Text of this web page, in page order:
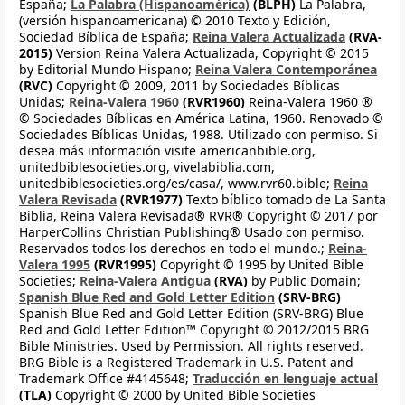
España; La Palabra (Hispanoamérica) (BLPH) La Palabra,
(versión hispanoamericana) © 2010 Texto y Edición,
Sociedad Bíblica de España; Reina Valera Actualizada (RVA-
2015) Version Reina Valera Actualizada, Copyright © 2015
by Editorial Mundo Hispano; Reina Valera Contemporánea
(RVC) Copyright © 2009, 2011 by Sociedades Bíblicas
Unidas; Reina-Valera 1960 (RVR1960) Reina-Valera 1960 ®
© Sociedades Bíblicas en América Latina, 1960. Renovado ©
Sociedades Bíblicas Unidas, 1988. Utilizado con permiso. Si
desea más información visite americanbible.org,
unitedbiblesocieties.org, vivelabiblia.com,
unitedbiblesocieties.org/es/casa/, www.rvr60.bible; Reina
Valera Revisada (RVR1977) Texto bíblico tomado de La Santa
Biblia, Reina Valera Revisada® RVR® Copyright © 2017 por
HarperCollins Christian Publishing® Usado con permiso.
Reservados todos los derechos en todo el mundo.; Reina-
Valera 1995 (RVR1995) Copyright © 1995 by United Bible
Societies; Reina-Valera Antigua (RVA) by Public Domain;
Spanish Blue Red and Gold Letter Edition (SRV-BRG)
Spanish Blue Red and Gold Letter Edition (SRV-BRG) Blue
Red and Gold Letter Edition™ Copyright © 2012/2015 BRG
Bible Ministries. Used by Permission. All rights reserved.
BRG Bible is a Registered Trademark in U.S. Patent and
Trademark Office #4145648; Traducción en lenguaje actual
(TLA) Copyright © 2000 by United Bible Societies